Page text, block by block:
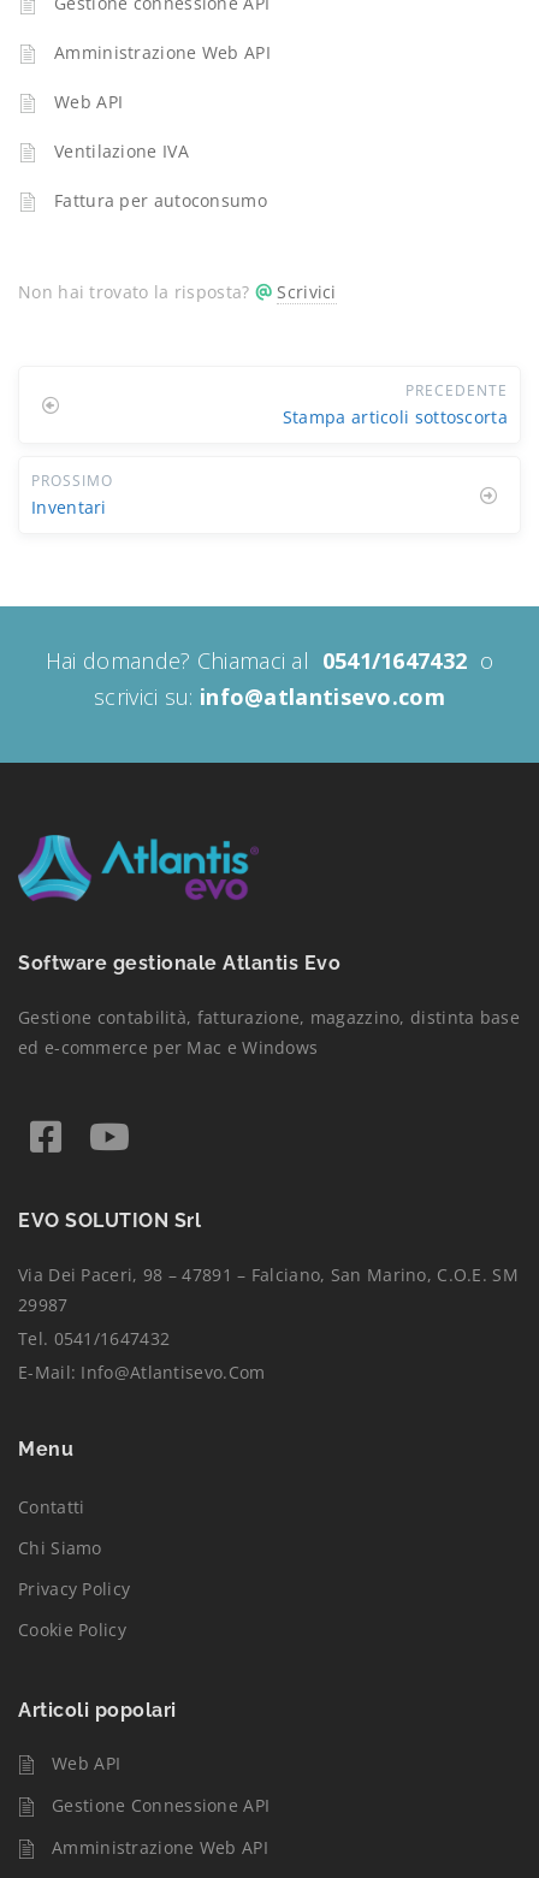
Amministrazione Web API
Web API
Ventilazione IVA
Fattura per autoconsumo
Non hai trovato la risposta? Scrivici
PRECEDENTE
Stampa articoli sottoscorta
PROSSIMO
Inventari
Hai domande? Chiamaci al 0541/1647432 o
scrivici su: info@atlantisevo.com
Software gestionale Atlantis Evo
Gestione contabilità, fatturazione, magazzino, distinta base
ed e-commerce per Mac e Windows
EVO SOLUTION Srl
Via Dei Paceri, 98 – 47891 – Falciano, San Marino, C.O.E. SM
29987
Tel. 0541/1647432
E-Mail: Info@atlantisevo.com
Menu
Contatti
Chi Siamo
Privacy Policy
Cookie Policy
Articoli popolari
Web API
Gestione Connessione API
Amministrazione Web API